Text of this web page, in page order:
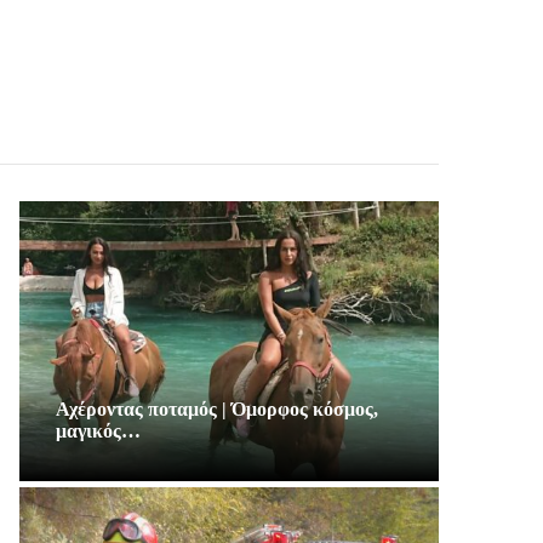
Αχέροντας ποταμός | Όμορφος κόσμος,
μαγικός…